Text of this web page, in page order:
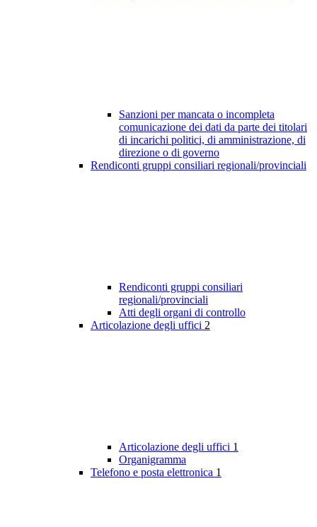
Sanzioni per mancata o incompleta
comunicazione dei dati da parte dei titolari
di incarichi politici, di amministrazione, di
direzione o di governo
Rendiconti gruppi consiliari regionali/provinciali
Rendiconti gruppi consiliari
regionali/provinciali
Atti degli organi di controllo
Articolazione degli uffici 2
Articolazione degli uffici 1
Organigramma
Telefono e posta elettronica 1